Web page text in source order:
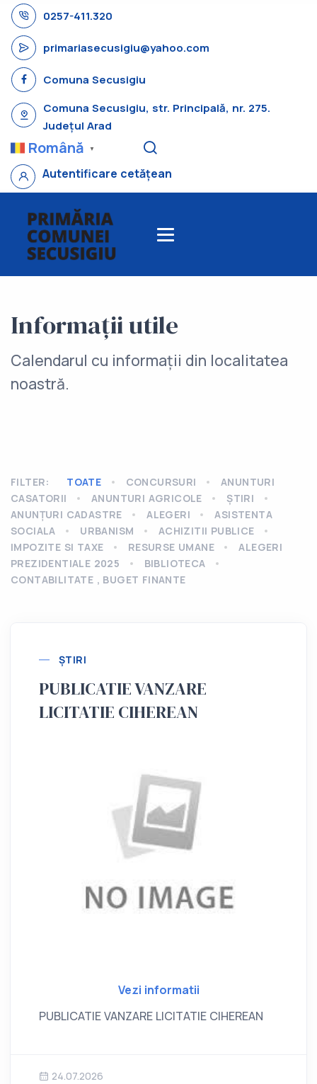
0257-411.320
primariasecusigiu@yahoo.com
Comuna Secusigiu
Comuna Secusigiu, str. Principală, nr. 275.
Județul Arad
Română ▼
Autentificare cetățean
Informații utile
Calendarul cu informații din localitatea
noastră.
FILTER: TOATE CONCURSURI
ANUNTURI
CASATORII
ANUNTURI AGRICOLE
ȘTIRI
ANUNȚURI CADASTRE
ALEGERI
ASISTENTA
SOCIALA
URBANISM
ACHIZITII PUBLICE
IMPOZITE SI TAXE
RESURSE UMANE
ALEGERI
PREZIDENTIALE 2025
BIBLIOTECA
CONTABILITATE , BUGET FINANTE
ȘTIRI
PUBLICATIE VANZARE
LICITATIE CIHEREAN
Vezi informatii
PUBLICATIE VANZARE LICITATIE CIHEREAN
24.07.2026